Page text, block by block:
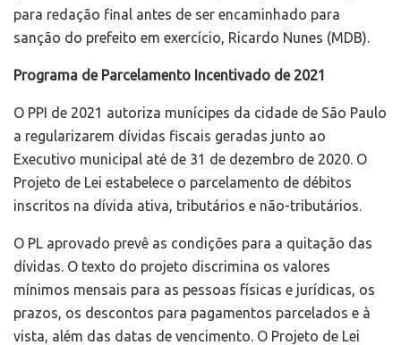
para redação final antes de ser encaminhado para
sanção do prefeito em exercício, Ricardo Nunes (MDB).
Programa de Parcelamento Incentivado de 2021
O PPI de 2021 autoriza munícipes da cidade de São Paulo
a regularizarem dívidas fiscais geradas junto ao
Executivo municipal até de 31 de dezembro de 2020. O
Projeto de Lei estabelece o parcelamento de débitos
inscritos na dívida ativa, tributários e não-tributários.
O PL aprovado prevê as condições para a quitação das
dívidas. O texto do projeto discrimina os valores
mínimos mensais para as pessoas físicas e jurídicas, os
prazos, os descontos para pagamentos parcelados e à
vista, além das datas de vencimento. O Projeto de Lei